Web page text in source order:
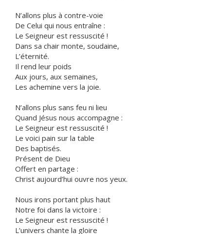
N’allons plus à contre-voie
De Celui qui nous entraîne :
Le Seigneur est ressuscité !
Dans sa chair monte, soudaine,
L’éternité.
Il rend leur poids
Aux jours, aux semaines,
Les achemine vers la joie.
N’allons plus sans feu ni lieu
Quand Jésus nous accompagne :
Le Seigneur est ressuscité !
Le voici pain sur la table
Des baptisés.
Présent de Dieu
Offert en partage :
Christ aujourd’hui ouvre nos yeux.
Nous irons portant plus haut
Notre foi dans la victoire :
Le Seigneur est ressuscité !
L’univers chante la gloire